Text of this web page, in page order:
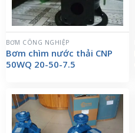
BƠM CÔNG NGHIỆP
Bơm chìm nước thải CNP
50WQ 20-50-7.5